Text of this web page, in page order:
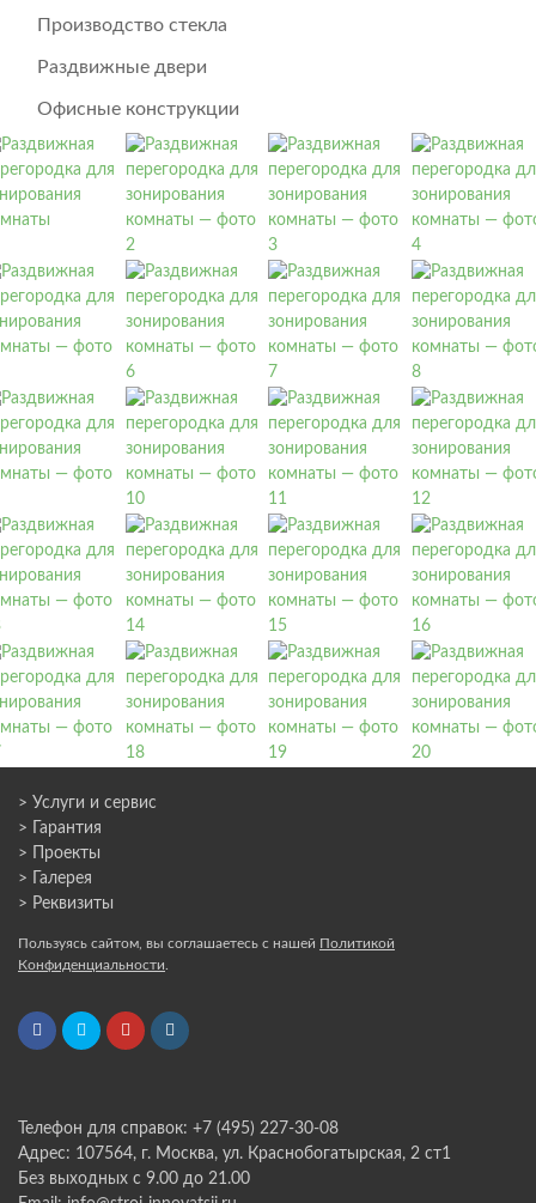
Производство стекла
Раздвижные двери
Офисные конструкции
> Услуги и сервис
> Гарантия
> Проекты
> Галерея
> Реквизиты
Пользуясь сайтом, вы соглашаетесь с нашей Политикой
Конфиденциальности
Телефон для справок: +7 (495) 227-30-08
Адрес: 107564, г. Москва, ул. Краснобогатырская, 2 ст1
Без выходных с 9.00 до 21.00